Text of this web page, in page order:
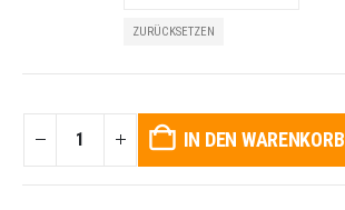
ZURÜCKSETZEN
IN DEN WARENKORB